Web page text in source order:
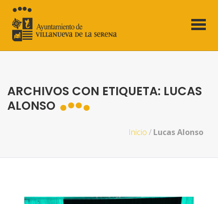
ARCHIVOS CON ETIQUETA: LUCAS
ALONSO
Inicio / Lucas Alonso